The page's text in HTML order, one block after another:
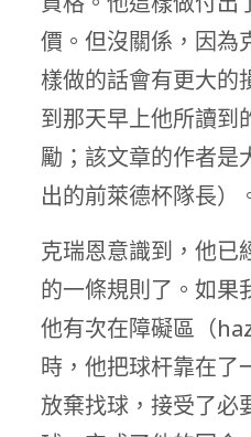
價。但沒關係，因為
樣做的話會有更大的
到那天早上他所讀到
勵；該文章的作者是
出的前萊德杯隊長）
克瑞恩意識到，他已
的一條規則了。如果
他有次在障礙區（
時，他把球杆靠在了
放棄找球，接受了必